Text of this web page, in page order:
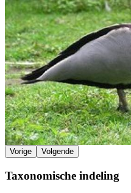
Vorige Volgende
Taxonomische indeling